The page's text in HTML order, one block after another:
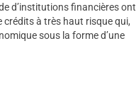
d’institutions financières ont
crédits à très haut risque qui,
sous la forme d’une